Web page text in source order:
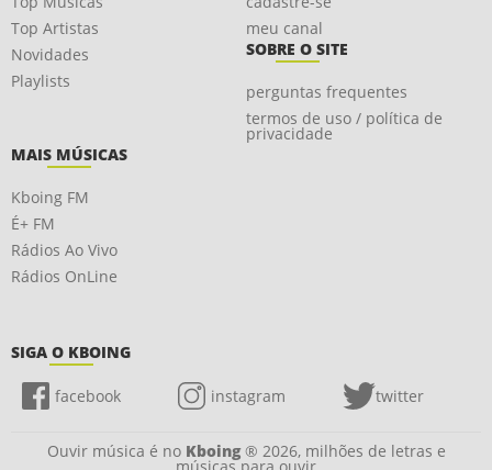
Top Artistas
Novidades
Playlists
meu canal
SOBRE O SITE
perguntas frequentes
termos de uso / política de
privacidade
MAIS MÚSICAS
Kboing FM
É+ FM
Rádios Ao Vivo
Rádios OnLine
SIGA O KBOING
facebook instagram twitter
Ouvir música é no Kboing® 2026, milhões de letras e
músicas para ouvir